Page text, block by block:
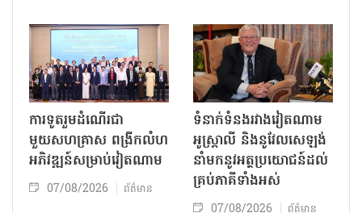
ការទូតរួមដំណើរជា
មួយសហគ្រាស ពង្រីកលំហ
អភិវឌ្ឍន៍សម្រាប់វៀតណាម
07/08/2026 ព័ត៌មាន
ទំនាក់ទំនងរវាងវៀតណាម
អូស្ត្រាលី និងនូវែលសេឡង់
នាំមកនូវអត្ថប្រយោជន៍ដល់
គ្រប់ភាគីទាំងអស់
07/08/2026 ព័ត៌មាន